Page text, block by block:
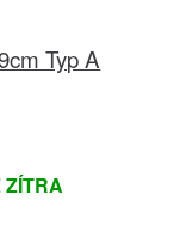
Typ A
ZÍTRA